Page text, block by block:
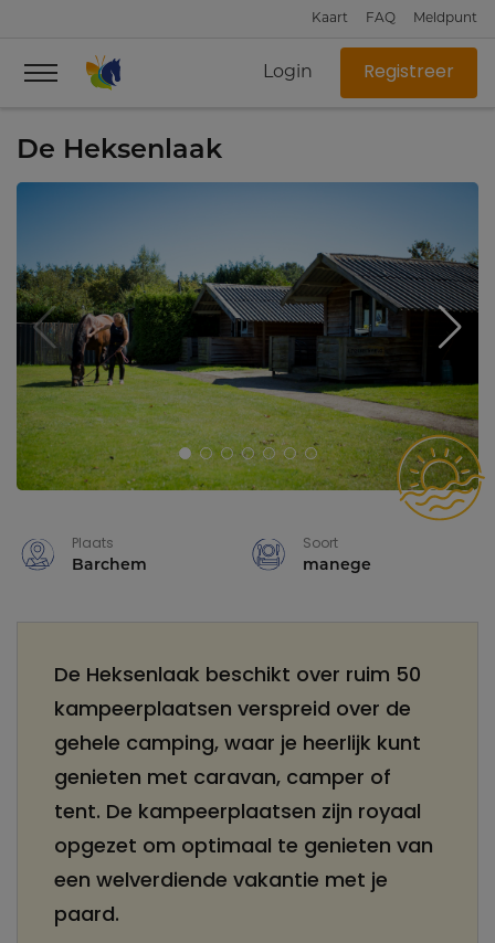
Kaart FAQ Meldpunt
Login Registreer
De Heksenlaak
Plaats
Barchem
Soort
manege
De Heksenlaak beschikt over ruim 50
kampeerplaatsen verspreid over de
gehele camping, waar je heerlijk kunt
genieten met caravan, camper of
tent. De kampeerplaatsen zijn royaal
opgezet om optimaal te genieten van
een welverdiende vakantie met je
paard.